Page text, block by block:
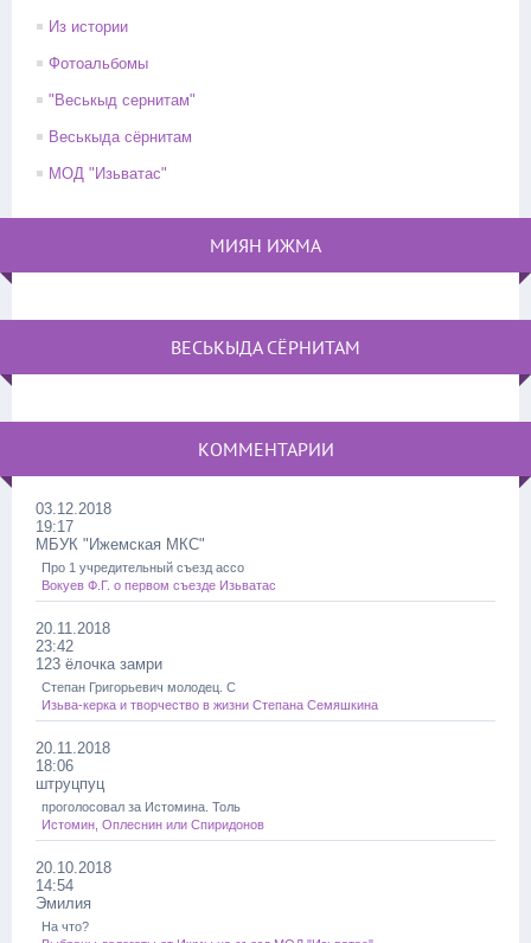
Из истории
Фотоальбомы
"Веськыд сернитам"
Веськыда сёрнитам
МОД "Изьватас"
МИЯН ИЖМА
ВЕСЬКЫДА СЁРНИТАМ
КОММЕНТАРИИ
03.12.2018
19:17
МБУК "Ижемская МКС"
Про 1 учредительный съезд ассо
Вокуев Ф.Г. о первом съезде Изьватас
20.11.2018
23:42
123 ёлочка замри
Степан Григорьевич молодец. С
Изьва-керка и творчество в жизни Степана Семяшкина
20.11.2018
18:06
штруцпуц
проголосовал за Истомина. Толь
Истомин, Оплеснин или Спиридонов
20.10.2018
14:54
Эмилия
На что?